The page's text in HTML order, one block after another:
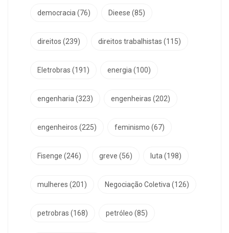
democracia(76) Dieese (85)
direitos (239) direitos trabalhistas (115)
Eletrobras (191) energia(100)
engenharia(323) engenheiras (202)
engenheiros (225) feminismo (67)
Fisenge (246) greve (56) luta(198)
mulheres (201) Negociação Coletiva(126)
petrobras (168) petróleo (85)